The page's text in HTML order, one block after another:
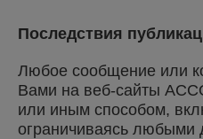
Последствия
Любое сообщение или
Вами на веб-сайты
или иным способом,
ограничиваясь